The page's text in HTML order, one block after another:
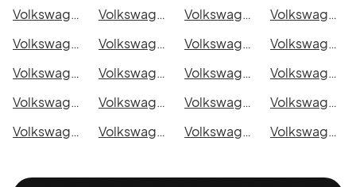
Volkswagen Amarok DoubleCab 2.8t i Borås
Volkswagen Amarok DoubleCab 2.8t i Falkenberg Volkswagen Amarok DoubleCab 2.8t i Gävle
Volkswagen Amarok DoubleCab 2.8t i Luleå
Volkswagen Amarok DoubleCab 2.8t i Lund
Volkswagen Amarok DoubleCab 2.8t i Mönsterås Volkswagen Amarok DoubleCab 2.8t i Uddevalla
Volkswagen Amarok DoubleCab 2.8t i Västervik
Volkswagen Amarok DoubleCab 2.8t i Ystad
Volkswagen Amarok DoubleCab 2.8t i Östersund Volkswagen Amarok DoubleCab 2.8t i Borlänge
Volkswagen Amarok DoubleCab 2.8t i Kiruna
Volkswagen Amarok DoubleCab 2.8t i Nyköping
Volkswagen Amarok DoubleCab 2.8t i Oskarshamn Volkswagen Amarok DoubleCab 2.8t i Sigtuna
Volkswagen Amarok DoubleCab 2.8t i Skellefteå
Volkswagen Amarok DoubleCab 2.8t i Skövde
Volkswagen Amarok DoubleCab 2.8t i Trollhättan Volkswagen Amarok DoubleCab 2.8t i Alingsås Volkswagen Amarok DoubleCab 2.8t i Båstad